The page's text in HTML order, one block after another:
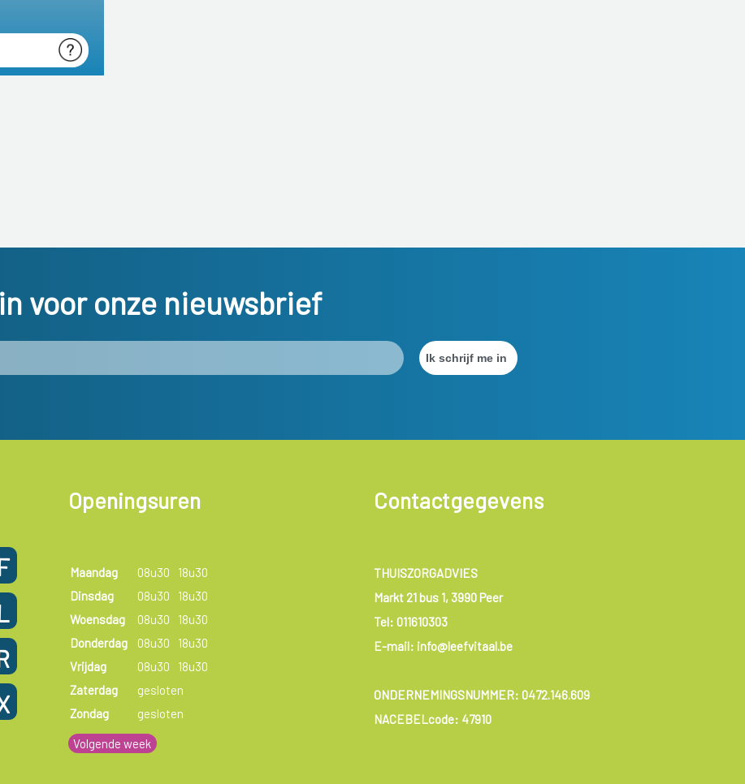
voor onze nieuwsbrief
Openingsuren
Maandag 08u30
18u30
Dinsdag
08u30
18u30
Woensdag
08u30
18u30
Donderdag
08u30
18u30
Vrijdag
08u30
18u30
Zaterdag
gesloten
Zondag
gesloten
Volgende week
Contactgegevens
THUISZORGADVIES
Markt 21 bus 1, 3990 Peer
Tel: 011610303
E-mail: info@leefvitaal.be
ONDERNEMINGSNUMMER: 0472.146.609
NACEBELcode: 47910